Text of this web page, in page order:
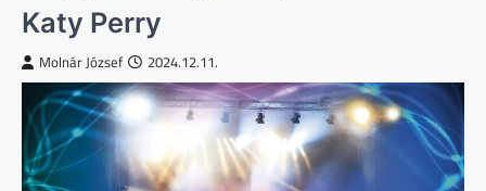
Katy Perry
Molnár József 2024.12.11.